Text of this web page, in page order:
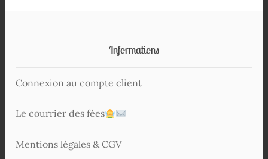
Informations
Connexion au compte client
Le courrier des fées
Mentions légales & CGV